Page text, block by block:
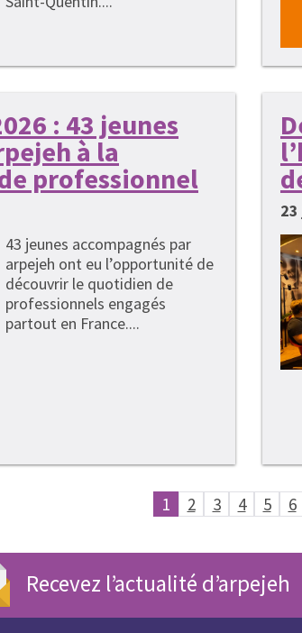
: 43 jeunes
à la
professionnel
43 jeunes accompagnés par
arpejeh ont eu l’opportunité de
découvrir le quotidien de
professionnels engagés
partout en France....
1 2 3 4 5 6
Recevez l’actualité d’arpejeh